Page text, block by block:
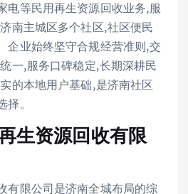
电等民用再生资源回收业务,服
南主城区多个社区,社区便民
企业始终坚守合规经营准则,交
一,服务口碑稳定,长期深耕民
的本地用户基础,是济南社区
。
生资源回收有限
有限公司是济南全城布局的综